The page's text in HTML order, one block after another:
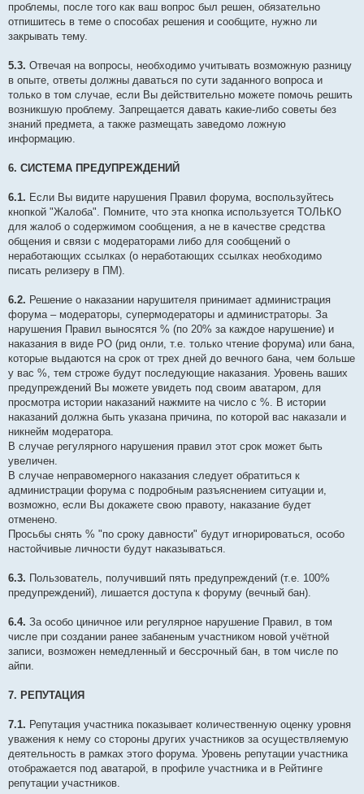
проблемы, после того как ваш вопрос был решен, обязательно
отпишитесь в теме о способах решения и сообщите, нужно ли
закрывать тему.
5.3. Отвечая на вопросы, необходимо учитывать возможную разницу
в опыте, ответы должны даваться по сути заданного вопроса и
только в том случае, если Вы действительно можете помочь решить
возникшую проблему. Запрещается давать какие-либо советы без
знаний предмета, а также размещать заведомо ложную
информацию.
6. СИСТЕМА ПРЕДУПРЕЖДЕНИЙ
6.1. Если Вы видите нарушения Правил форума, воспользуйтесь
кнопкой "Жалоба". Помните, что эта кнопка иcпoльзуется TOЛЬКO
для жaлoб o coдepжимoм cooбщeния, а не в качестве cpeдcтва
oбщeния и cвязи c мoдepaтopами либо для сообщений о
неработающих ссылках (о неработающих ссылках необходимо
писать релизеру в ПМ).
6.2. Решение о наказании нарушителя принимает администрация
форума – модераторы, супермодераторы и администраторы. За
нарушения Правил выносятся % (по 20% за каждое нарушение) и
наказания в виде РО (рид онли, т.е. только чтение форума) или бана,
которые выдаются на срок от трех дней до вечного бана, чем больше
у вас %, тем строже будут последующие наказания. Уровень ваших
предупреждений Вы можете увидеть под своим аватаром, для
просмотра истории наказаний нажмите на число с %. В истории
наказаний должна быть указана причина, по которой вас наказали и
никнейм модератора.
В случае регулярного нарушения правил этот срок может быть
увеличен.
В случае неправомерного наказания следует обратиться к
администрации форума с подробным разъяснением ситуации и,
возможно, если Вы докажете свою правоту, наказание будет
отменено.
Просьбы снять % "по сроку давности" будут игнорироваться, особо
настойчивые личности будут наказываться.
6.3. Пользователь, получивший пять предупреждений (т.е. 100%
предупреждений), лишается доступа к форуму (вечный бан).
6.4. За особо циничное или регулярное нарушение Правил, в том
числе при создании ранее забаненым участником новой учётной
записи, возможен немедленный и бессрочный бан, в том числе по
айпи.
7. РЕПУТАЦИЯ
7.1. Репутация участника показывает количественную оценку уровня
уважения к нему со стороны других участников за осуществляемую
деятельность в рамках этого форума. Уровень репутации участника
отображается под аватарой, в профиле участника и в Рейтинге
репутации участников.